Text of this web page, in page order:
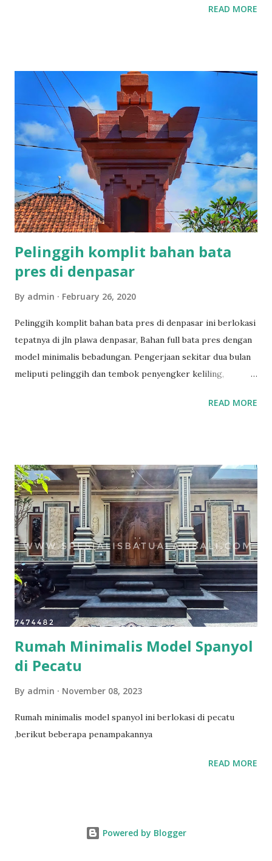
kutus style bali ini sekitar 3 minggu dengan tenaga 3 orang
READ MORE
Pelinggih komplit bahan bata
pres di denpasar
By admin February 26, 2020
Pelinggih komplit bahan bata pres di denpasar ini berlokasi
tepatnya di jln plawa denpasar, Bahan full bata pres dengan
model minimalis bebadungan. Pengerjaan sekitar dua bulan
meliputi pelinggih dan tembok penyengker keliling,
ratu ngurah Piasan Pelinggih surya Pelinggih tugu
bali bahan bata pres bisa dilihat di tautan sebagai berikut
Semua postingan tentang bata pres Untuk mendapatkan
diskon 5 persen bisa follow ,like dan subscribe channel
youtube kami di
https://www.youtube.com/spesialisbatualambali untuk yang
tidak sedang membangun juga bisa mendapat tambahan
penghasilan berupa persenan 5 % dari setiap order yang
deal dengan cara menjadi penghubung proyek.
READ MORE
Rumah Minimalis Model Spanyol
di Pecatu
By admin November 08, 2023
Rumah minimalis model spanyol ini berlokasi di pecatu
,berikut beberapa penampakannya
READ MORE
Powered by Blogger